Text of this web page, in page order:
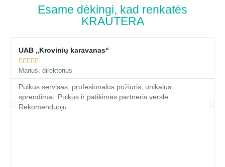
Esame dėkingi, kad renkatės
KRAUTERA
UAB „Krovinių karavanas“

Marius, direktorius
Puikus servisas, profesionalus požiūris, unikalūs
sprendimai. Puikus ir patikimas partneris versle.
Rekomenduoju.